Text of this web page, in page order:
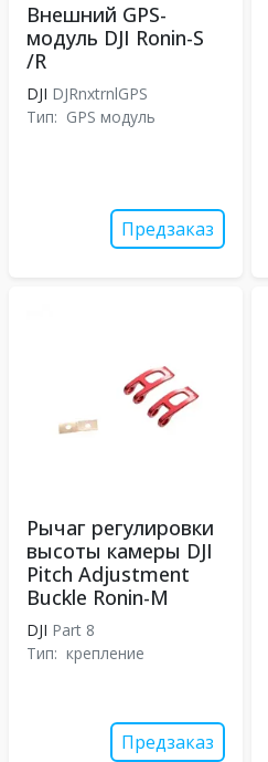
Внешний GPS-
модуль DJI Ronin-S
/R
DJI DJRnxtrnlGPS
Тип: GPS модуль
Предзаказ
Рычаг регулировки
высоты камеры DJI
Pitch Adjustment
Buckle Ronin-M
DJI Part 8
Тип: крепление
Предзаказ